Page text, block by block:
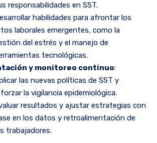
responsabilidades en SST.
habilidades para afrontar los
laborales emergentes, como la
del estrés y el manejo de
tecnológicas.
y monitoreo continuo:
las nuevas políticas de SST y
la vigilancia epidemiológica.
resultados y ajustar estrategias con
en los datos y retroalimentación de
trabajadores.